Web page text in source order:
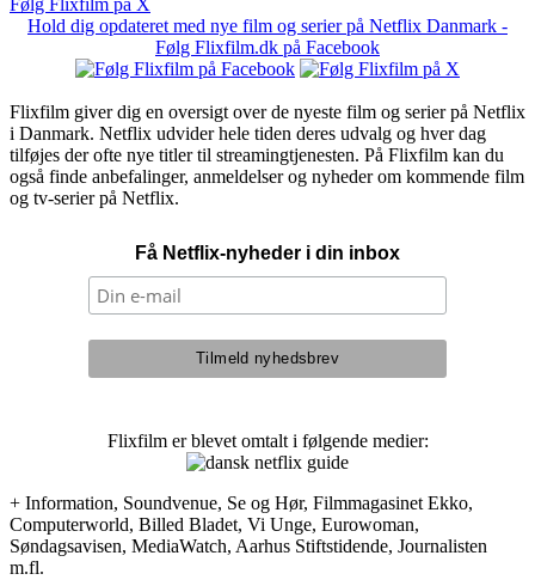
Hold dig opdateret med nye film og serier på Netflix Danmark -
Følg Flixfilm.dk på Facebook
Flixfilm giver dig en oversigt over de nyeste film og serier på Netflix
i Danmark. Netflix udvider hele tiden deres udvalg og hver dag
tilføjes der ofte nye titler til streamingtjenesten. På Flixfilm kan du
også finde anbefalinger, anmeldelser og nyheder om kommende film
og tv-serier på Netflix.
Få Netflix-nyheder i din inbox
Flixfilm er blevet omtalt i følgende medier:
+ Information, Soundvenue, Se og Hør, Filmmagasinet Ekko,
Computerworld, Billed Bladet, Vi Unge, Eurowoman,
Søndagsavisen, MediaWatch, Aarhus Stiftstidende, Journalisten
m.fl.